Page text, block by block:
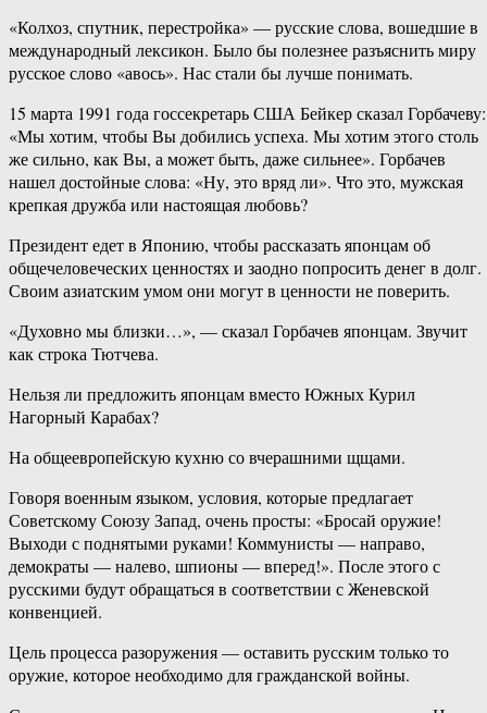
«Колхоз, спутник, перестройка» — русские слова, вошедшие в
международный лексикон. Было бы полезнее разъяснить миру
русское слово «авось». Нас стали бы лучше понимать.
15 марта 1991 года госсекретарь США Бейкер сказал Горбачеву:
«Мы хотим, чтобы Вы добились успеха. Мы хотим этого столь
же сильно, как Вы, а может быть, даже сильнее». Горбачев
нашел достойные слова: «Ну, это вряд ли». Что это, мужская
крепкая дружба или настоящая любовь?
Президент едет в Японию, чтобы рассказать японцам об
общечеловеческих ценностях и заодно попросить денег в долг.
Своим азиатским умом они могут в ценности не поверить.
«Духовно мы близки…», — сказал Горбачев японцам. Звучит
как строка Тютчева.
Нельзя ли предложить японцам вместо Южных Курил
Нагорный Карабах?
На общеевропейскую кухню со вчерашними щщами.
Говоря военным языком, условия, которые предлагает
Советскому Союзу Запад, очень просты: «Бросай оружие!
Выходи с поднятыми руками! Коммунисты — направо,
демократы — налево, шпионы — вперед!». После этого с
русскими будут обращаться в соответствии с Женевской
конвенцией.
Цель процесса разоружения — оставить русским только то
оружие, которое необходимо для гражданской войны.